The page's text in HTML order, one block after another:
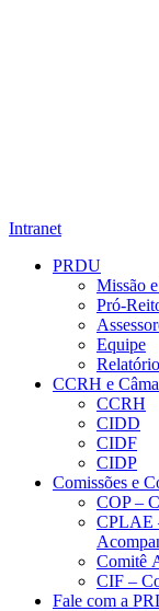
Intranet
PRDU
Missão
Pró-
Equipe
CCRH e
CCRH
CIDD
CIDF
CIDP
Comissões e
COP –
CPLAE
Comitê
CIF –
Fale com a